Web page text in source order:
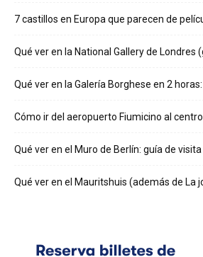
7 castillos en Europa que parecen de
Qué ver en la National Gallery de Londres
Qué ver en la Galería Borghese en 2
Cómo ir del aeropuerto Fiumicino al
Qué ver en el Muro de Berlín: guía de
Qué ver en el Mauritshuis (además de La